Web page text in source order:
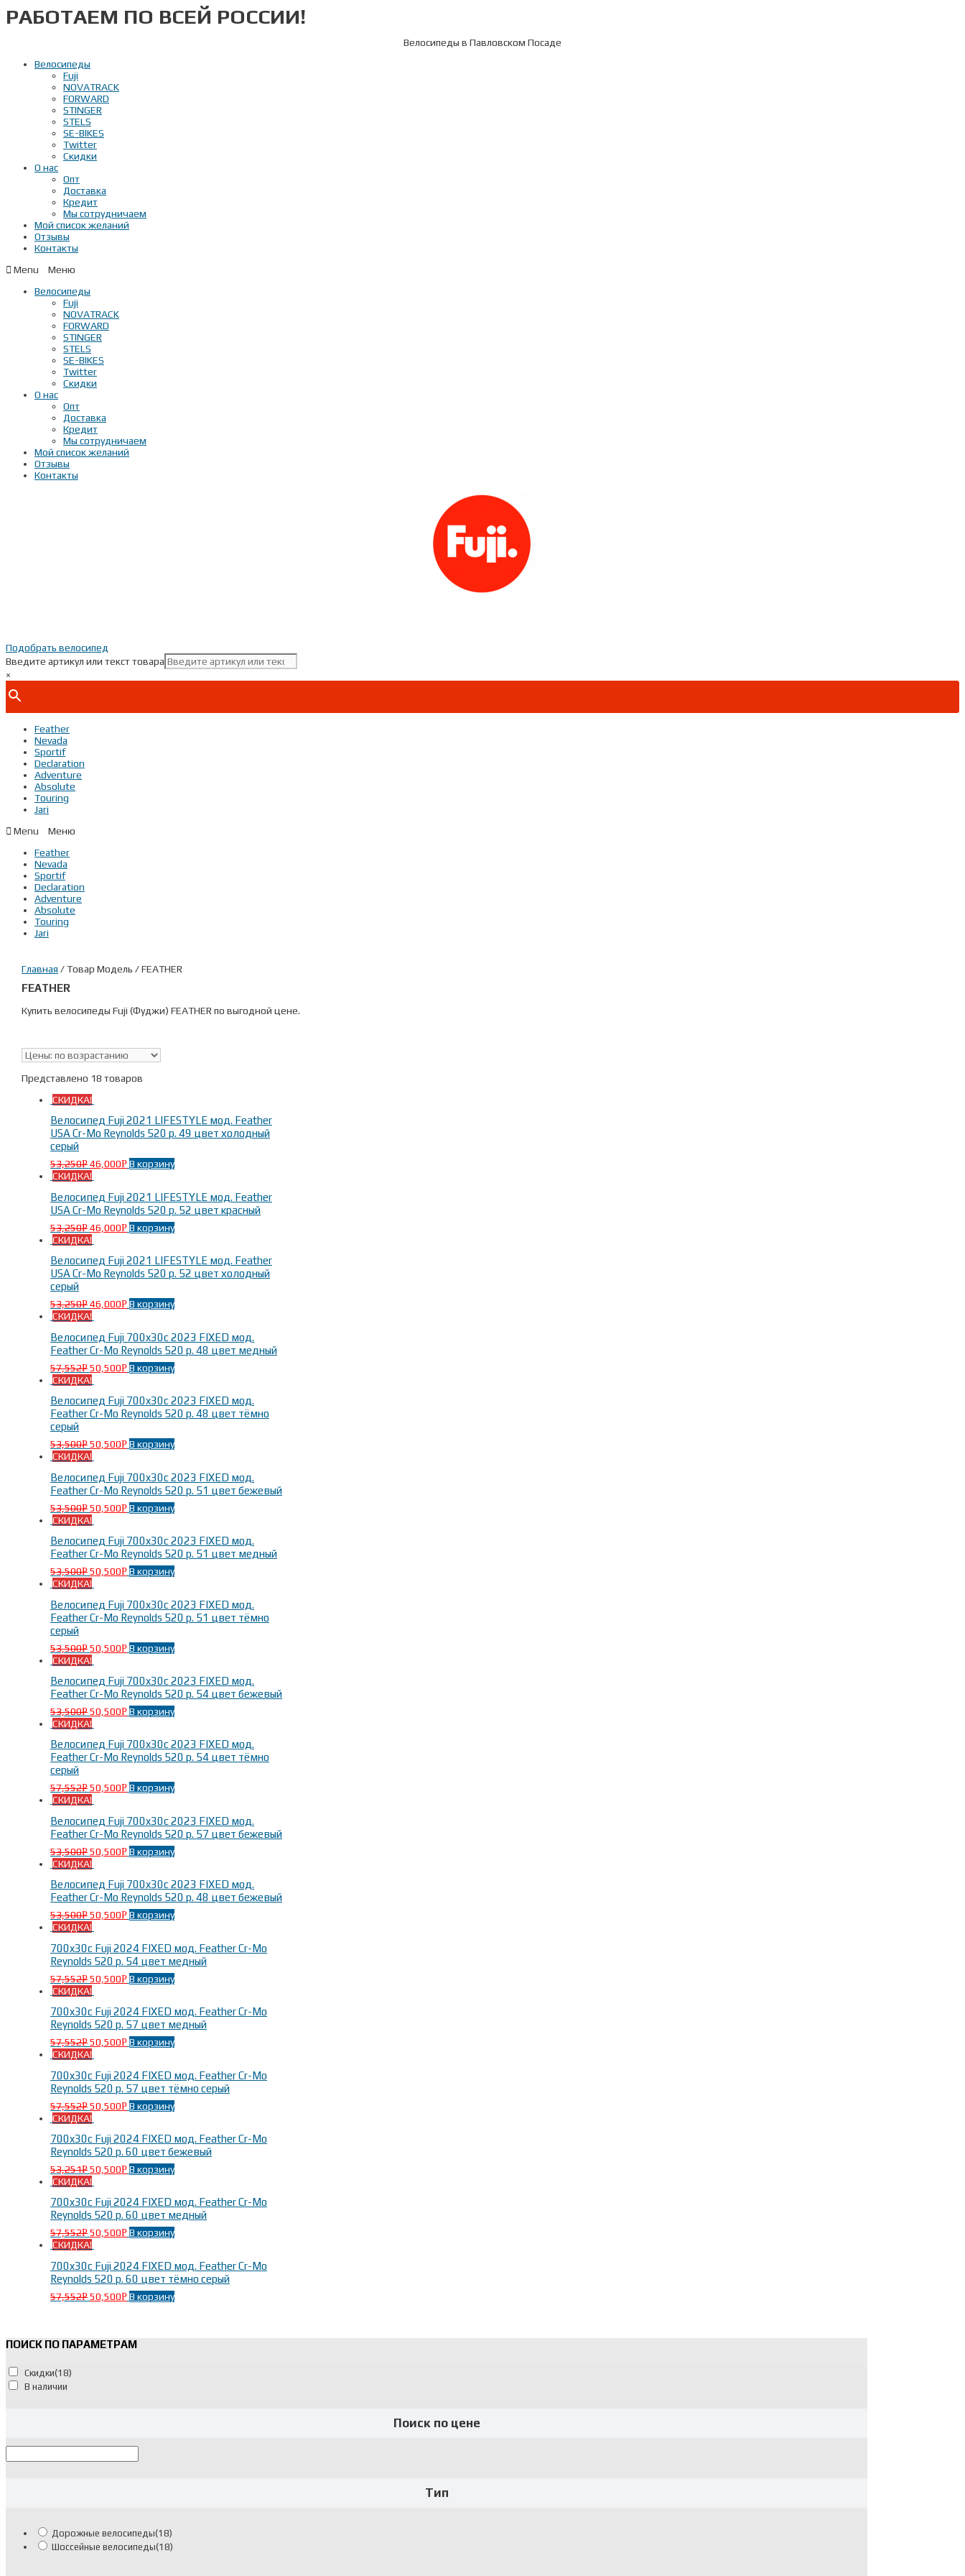
Перейти
кРАБОТАЕМ ПО ВСЕЙ РОССИИ!
Велосипеды в Павловском Посаде
Велосипеды
Fuji
NOVATRACK
FORWARD
STINGER
STELS
SE-BIKES
Twitter
Скидки
О нас
Опт
Доставка
Кредит
Мы сотрудничаем
Мой список желаний
Отзывы
Контакты
Menu
Велосипеды
Fuji
NOVATRACK
FORWARD
STINGER
STELS
SE-BIKES
Twitter
Скидки
О нас
Опт
Доставка
Кредит
Мы сотрудничаем
Мой список желаний
Отзывы
Контакты
Подобрать велосипед
Введите артикул или текст товара
×
Feather
Nevada
Sportif
Declaration
Adventure
Absolute
Touring
Jari
Menu
Feather
Nevada
Sportif
Declaration
Adventure
Absolute
Touring
Jari
Главная / Товар Модель / FEATHER
FEATHER
Купить велосипеды Fuji (Фуджи) FEATHER по выгодной цене.
Представлено 18 товаров
СКИДКА!
Велосипед Fuji 2021 LIFESTYLE мод. Feather
USA Cr-Mo Reynolds 520 р. 49 цвет холодный
серый
53,250Р 46,000Р В корзину
СКИДКА!
Велосипед Fuji 2021 LIFESTYLE мод. Feather
USA Cr-Mo Reynolds 520 р. 52 цвет красный
53,250Р 46,000Р В корзину
СКИДКА!
Велосипед Fuji 2021 LIFESTYLE мод. Feather
USA Cr-Mo Reynolds 520 р. 52 цвет холодный
серый
53,250Р 46,000Р В корзину
СКИДКА!
Велосипед Fuji 700x30c 2023 FIXED мод.
Feather Cr-Mo Reynolds 520 р. 48 цвет медный
57,552Р 50,500Р В корзину
СКИДКА!
Велосипед Fuji 700x30c 2023 FIXED мод.
Feather Cr-Mo Reynolds 520 р. 48 цвет тёмно
серый
53,500Р 50,500Р В корзину
СКИДКА!
Велосипед Fuji 700x30c 2023 FIXED мод.
Feather Cr-Mo Reynolds 520 р. 51 цвет бежевый
53,500Р 50,500Р В корзину
СКИДКА!
Велосипед Fuji 700x30c 2023 FIXED мод.
Feather Cr-Mo Reynolds 520 р. 51 цвет медный
53,500Р 50,500Р В корзину
СКИДКА!
Велосипед Fuji 700x30c 2023 FIXED мод.
Feather Cr-Mo Reynolds 520 р. 51 цвет тёмно
серый
53,500Р 50,500Р В корзину
СКИДКА!
Велосипед Fuji 700x30c 2023 FIXED мод.
Feather Cr-Mo Reynolds 520 р. 54 цвет бежевый
53,500Р 50,500Р В корзину
СКИДКА!
Велосипед Fuji 700x30c 2023 FIXED мод.
Feather Cr-Mo Reynolds 520 р. 54 цвет тёмно
серый
57,552Р 50,500Р В корзину
СКИДКА!
Велосипед Fuji 700x30c 2023 FIXED мод.
Feather Cr-Mo Reynolds 520 р. 57 цвет бежевый
53,500Р 50,500Р В корзину
СКИДКА!
Велосипед Fuji 700x30c 2023 FIXED мод.
Feather Cr-Mo Reynolds 520 р. 48 цвет бежевый
53,500Р 50,500Р В корзину
СКИДКА!
700x30c Fuji 2024 FIXED мод. Feather Cr-Mo
Reynolds 520 р. 54 цвет медный
57,552Р 50,500Р В корзину
СКИДКА!
700x30c Fuji 2024 FIXED мод. Feather Cr-Mo
Reynolds 520 р. 57 цвет медный
57,552Р 50,500Р В корзину
СКИДКА!
700x30c Fuji 2024 FIXED мод. Feather Cr-Mo
Reynolds 520 р. 57 цвет тёмно серый
57,552Р 50,500Р В корзину
СКИДКА!
700x30c Fuji 2024 FIXED мод. Feather Cr-Mo
Reynolds 520 р. 60 цвет бежевый
53,251Р 50,500Р В корзину
СКИДКА!
700x30c Fuji 2024 FIXED мод. Feather Cr-Mo
Reynolds 520 р. 60 цвет медный
57,552Р 50,500Р В корзину
СКИДКА!
700x30c Fuji 2024 FIXED мод. Feather Cr-Mo
Reynolds 520 р. 60 цвет тёмно серый
57,552Р 50,500Р В корзину
ПОИСК ПО ПАРАМЕТРАМ
Скидки(18)
В наличии
Поиск по цене
Тип
Дорожные велосипеды(18)
Шоссейные велосипеды(18)